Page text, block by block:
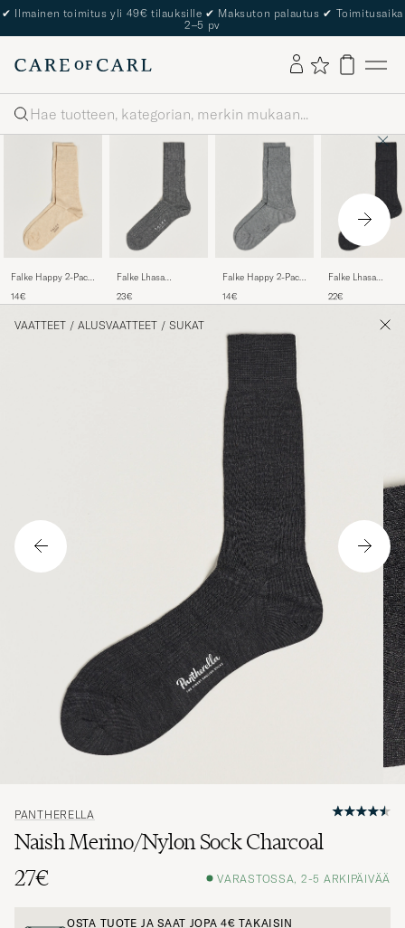
✔ Ilmainen toimitus yli 49€ tilauksille ✔ Maksuton palautus ✔ Toimitusaika
2–5 pv
Haku
Falke Happy 2-Pack
14€
Falke Lhasa
Light Grey
23€
Falke Happy 2-Pack
Grey
14€
Falke Lhasa
Antracite Grey
22€
VAATTEET / ALUSVAATTEET / SUKAT
PANTHERELLA
Naish Merino/Nylon Sock Charcoal
27€
VARASTOSSA, 2-5 ARKIPÄIVÄÄ
OSTA TUOTE JA SAAT JOPA4€ TAKAISIN